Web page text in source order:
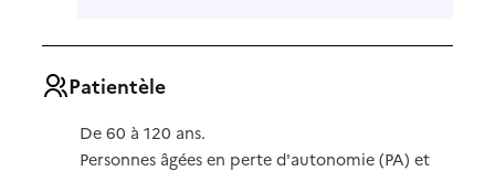
Patientèle
De 60 à 120 ans.
Personnes âgées en perte d'autonomie (PA) et